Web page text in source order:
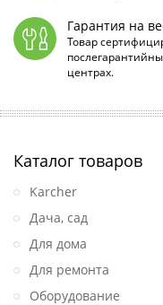
Гарантия на
Товар
центрах.
Каталог товаров
Karcher
Дача, сад
Для дома
Для ремонта
Оборудование